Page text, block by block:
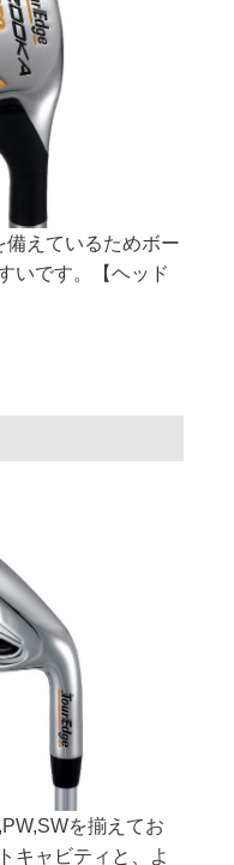
えているためボー
いです。【ヘッド
を揃えてお
キャビティと、よ